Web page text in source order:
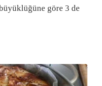
göre 3 de